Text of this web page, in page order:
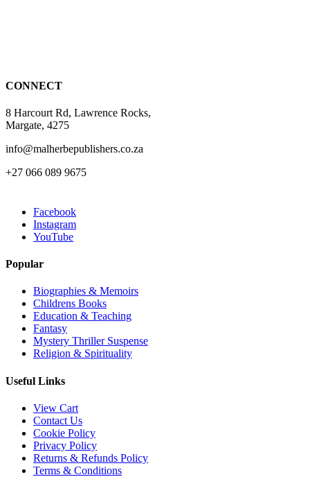
CONNECT
8 Harcourt Rd, Lawrence Rocks,
Margate, 4275
info@malherbepublishers.co.za
+27 066 089 9675
Facebook
Instagram
YouTube
Popular
Biographies & Memoirs
Childrens Books
Education & Teaching
Fantasy
Mystery Thriller Suspense
Religion & Spirituality
Useful Links
View Cart
Contact Us
Cookie Policy
Privacy Policy
Returns & Refunds Policy
Terms & Conditions